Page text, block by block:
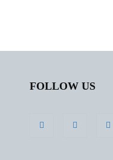
FOLLOW US